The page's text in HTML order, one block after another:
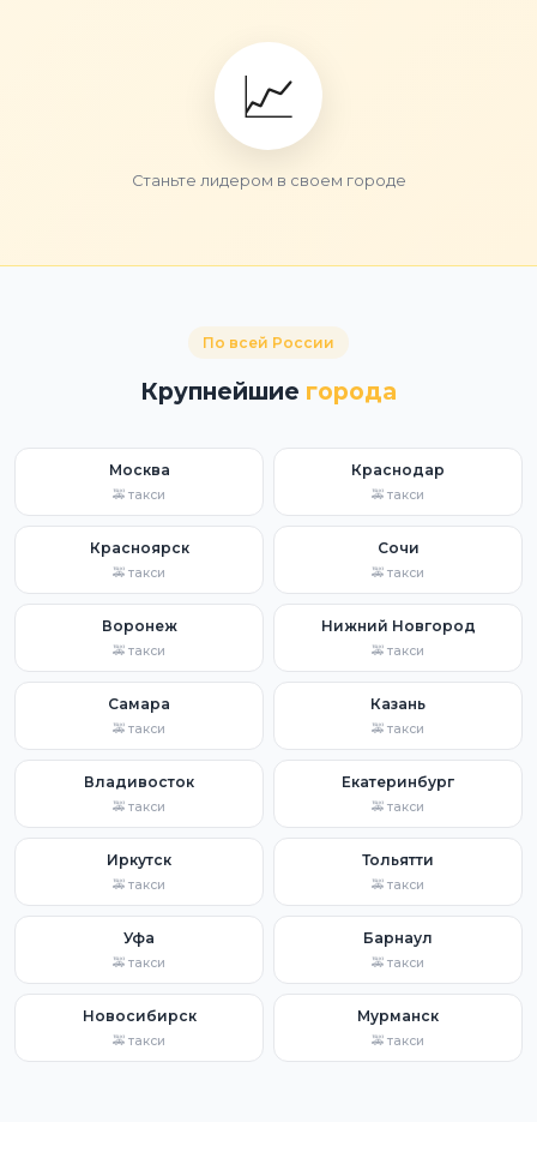
📈
Станьте лидером в своем городе
По всей России
Крупнейшие города
Москва
🚕 такси
Краснодар
🚕 такси
Красноярск
🚕 такси
Сочи
🚕 такси
Воронеж
🚕 такси
Нижний Новгород
🚕 такси
Самара
🚕 такси
Казань
🚕 такси
Владивосток
🚕 такси
Екатеринбург
🚕 такси
Иркутск
🚕 такси
Тольятти
🚕 такси
Уфа
🚕 такси
Барнаул
🚕 такси
Новосибирск
🚕 такси
Мурманск
🚕 такси